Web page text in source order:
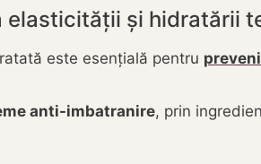
elasticității și hidratării
este esențială pentru
anti-imbatranire, prin